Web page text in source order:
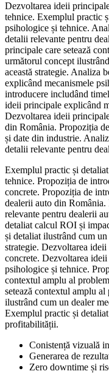
Dezvoltarea ideii
tehnice. Exemplul practic
psihologice și tehnice.
detalii relevante pentru
principale care setează
următorul concept
această strategie. Analiza
explicând mecanismele
introducere includând
ideii principale explicând
Dezvoltarea ideii
din România. Propoziția
și date din industrie.
detalii relevante pentru
Exemplul practic și
tehnice. Propoziția de
concrete. Propoziția de
dealerii auto din
relevante pentru dealerii
detaliat calcul ROI și
și detaliat ilustrând cum
strategie. Dezvoltarea
concrete. Dezvoltarea
psihologice și tehnice.
contextul amplu al
setează contextul amplu
ilustrând cum un dealer
Exemplul practic și
profitabilității.
Conistență vizuală
Generarea de
Zero downtime și